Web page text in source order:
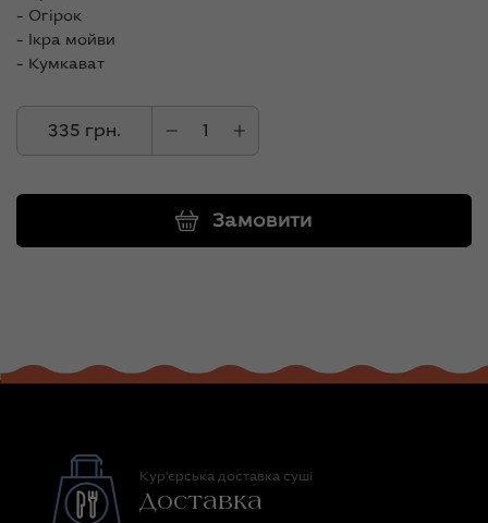
- Огірок
- Ікра мойви
- Кумкават
335 грн.
Замовити
Кур'єрська доставка суші
Доставка